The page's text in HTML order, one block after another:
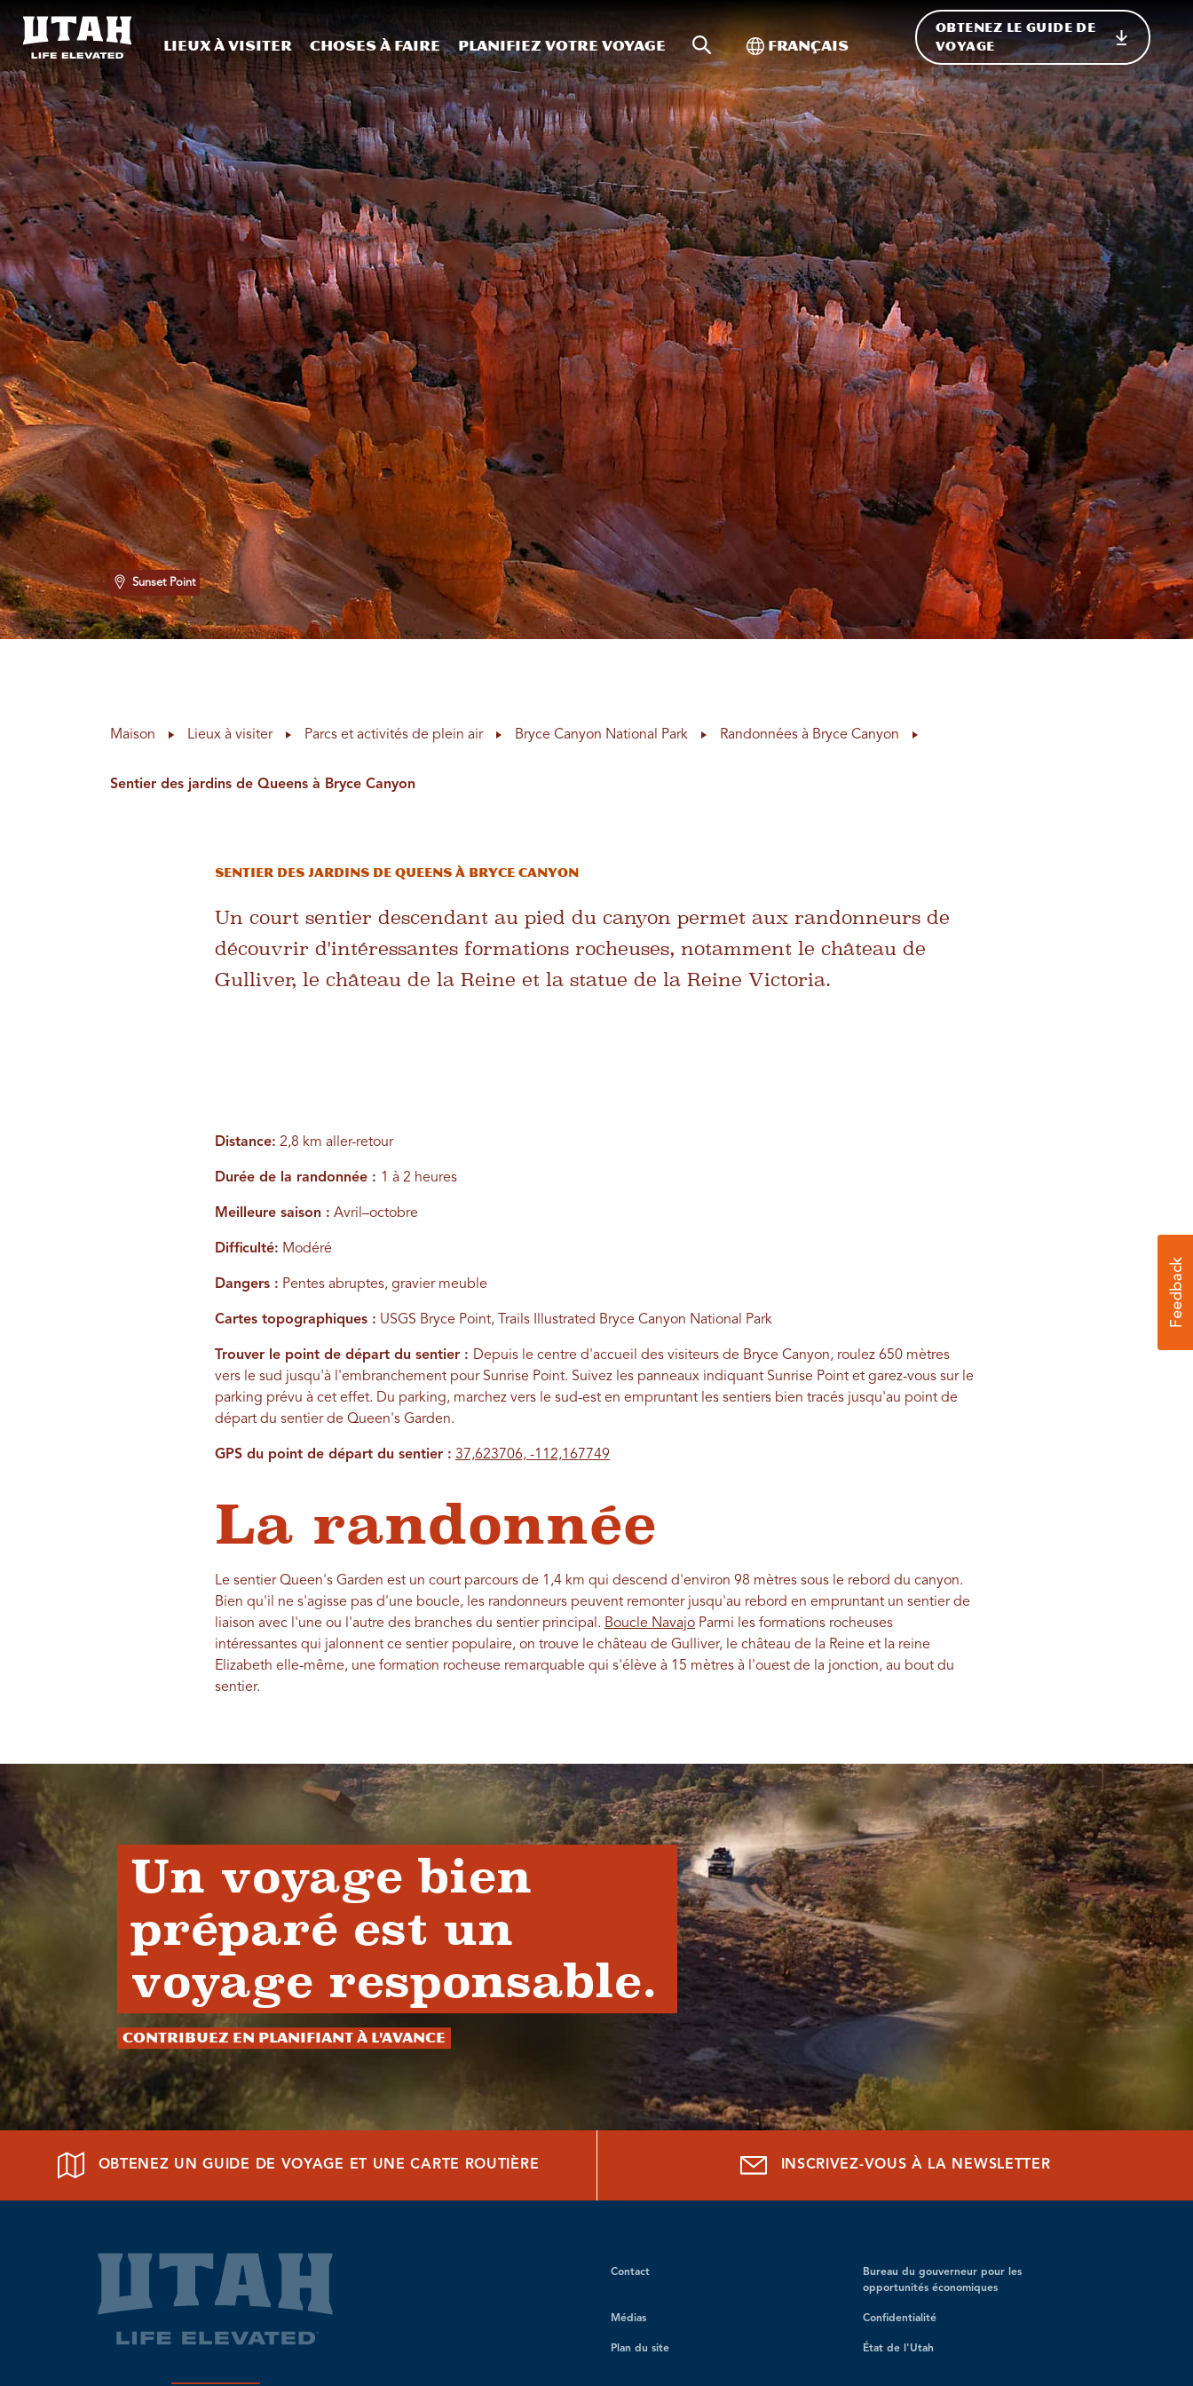
Skip to content
Lieux à visiter Choses à faire Planifiez votre voyage Recherche sur le site
Basculer vers l'international
Français
OBTENEZ LE GUIDE DE
VOYAGE
Sunset Point
Maison Lieux à visiter Parcs et activités de plein air Bryce Canyon National Park Randonnées à Bryce Canyon
Sentier des jardins de Queens à Bryce Canyon
Sentier des jardins de Queens à Bryce Canyon
Un court sentier descendant au pied du canyon permet aux randonneurs de
découvrir d'intéressantes formations rocheuses, notamment le château de
Gulliver, le château de la Reine et la statue de la Reine Victoria.
Distance: 2,8 km aller-retour
Durée de la randonnée : 1 à 2 heures
Meilleure saison : Avril–octobre
Difficulté: Modéré
Dangers : Pentes abruptes, gravier meuble
Cartes topographiques : USGS Bryce Point, Trails Illustrated Bryce Canyon National Park
Trouver le point de départ du sentier : Depuis le centre d'accueil des visiteurs de Bryce Canyon, roulez 650 mètres
vers le sud jusqu'à l'embranchement pour Sunrise Point. Suivez les panneaux indiquant Sunrise Point et garez-vous sur le
parking prévu à cet effet. Du parking, marchez vers le sud-est en empruntant les sentiers bien tracés jusqu'au point de
départ du sentier de Queen's Garden.
GPS du point de départ du sentier : 37,623706, -112,167749
La randonnée
Le sentier Queen's Garden est un court parcours de 1,4 km qui descend d'environ 98 mètres sous le rebord du canyon.
Bien qu'il ne s'agisse pas d'une boucle, les randonneurs peuvent remonter jusqu'au rebord en empruntant un sentier de
liaison avec l'une ou l'autre des branches du sentier principal. Boucle NavajoParmi les formations rocheuses
intéressantes qui jalonnent ce sentier populaire, on trouve le château de Gulliver, le château de la Reine et la reine
Elizabeth elle-même, une formation rocheuse remarquable qui s'élève à 15 mètres à l'ouest de la jonction, au bout du
sentier.
Un voyage bien
préparé est un
voyage responsable.
Contribuez en planifiant à l'avance
OBTENEZ UN GUIDE DE VOYAGE ET UNE CARTE ROUTIÈRE INSCRIVEZ-VOUS À LA NEWSLETTER
Contact
Bureau du gouverneur pour les
opportunités économiques
Médias Confidentialité
Plan du site État de l'Utah